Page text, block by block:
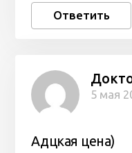
Ответить
5 мая
Адцкая цена)